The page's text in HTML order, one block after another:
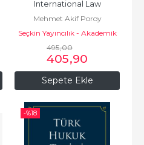
Sepete Ekle
International Law
Mehmet Akif Poroy
Seçkin Yayıncılık - Akademik
495,00
405,90
-%18